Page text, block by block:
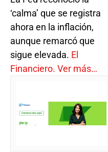
‘calma’ que se registra
ahora en la inflación,
aunque remarcó que
sigue elevada. El
Financiero. Ver más…